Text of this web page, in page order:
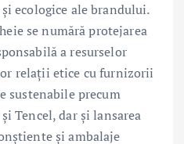
ecologice ale brandului.
se numără protejarea
a resurselor
relații etice cu furnizorii
sustenabile precum
Tencel, dar și lansarea
și ambalaje